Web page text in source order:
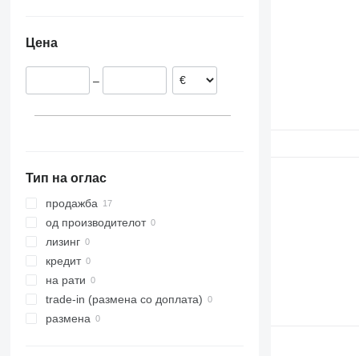
988
IT
TH
Цена
–
Тип на оглас
продажба
од производителот
лизинг
кредит
на рати
trade-in (размена со доплата)
размена